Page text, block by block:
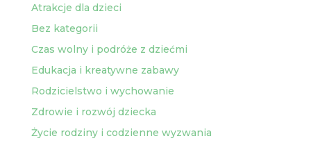
Atrakcje dla dzieci
Bez kategorii
Czas wolny i podróże z dziećmi
Edukacja i kreatywne zabawy
Rodzicielstwo i wychowanie
Zdrowie i rozwój dziecka
Życie rodziny i codzienne wyzwania